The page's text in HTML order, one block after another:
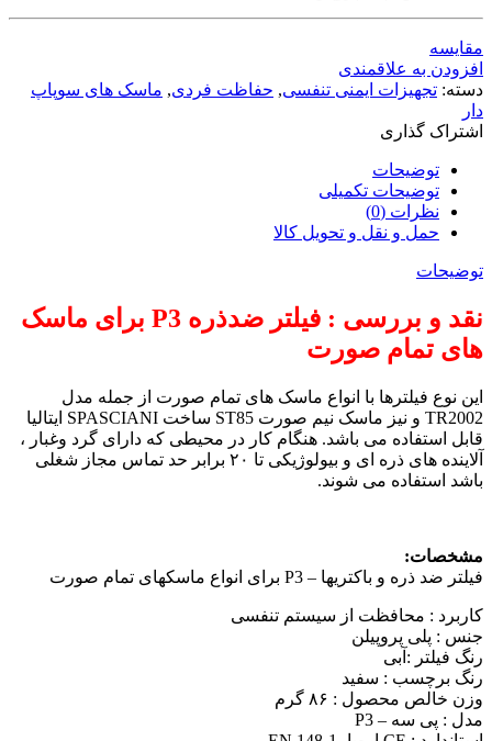
مقایسه
افزودن به علاقمندی
دسته: تجهیزات ایمنی تنفسی, حفاظت فردی, ماسک های سوپاپ
دار
اشتراک گذاری
توضیحات
توضیحات تکمیلی
نظرات (0)
حمل و نقل و تحویل کالا
توضیحات
نقد و بررسی : فیلتر ضدذره P3 برای ماسک
های تمام صورت
این نوع فیلترها با انواع ماسک های تمام صورت از جمله مدل
TR2002 و نیز ماسک نیم صورت ST85 ساخت SPASCIANI ایتالیا
قابل استفاده می باشد. هنگام کار در محیطی که دارای گرد وغبار ،
آلاینده های ذره ای و بیولوژیکی تا ۲۰ برابر حد تماس مجاز شغلی
باشد استفاده می شوند.
مشخصات:
فیلتر ضد ذره و باکتریها – P3 برای انواع ماسکهای تمام صورت
کاربرد : محافظت از سیستم تنفسی
جنس : پلی پروپیلن
رنگ فیلتر :آبی
رنگ برچسب : سفید
وزن خالص محصول : ۸۶ گرم
مدل : پی سه – P3